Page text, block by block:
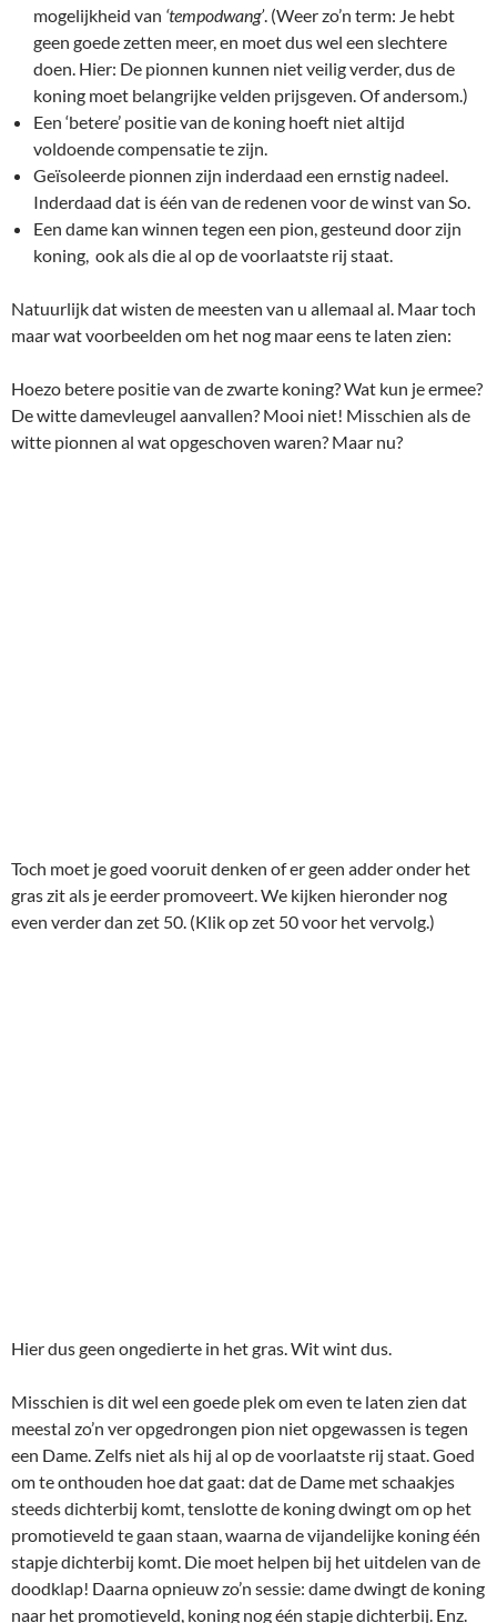
mogelijkheid van ‘tempodwang’. (Weer zo’n term: Je hebt
geen goede zetten meer, en moet dus wel een slechtere
doen. Hier: De pionnen kunnen niet veilig verder, dus de
koning moet belangrijke velden prijsgeven. Of andersom.)
Een ‘betere’ positie van de koning hoeft niet altijd
voldoende compensatie te zijn.
Geïsoleerde pionnen zijn inderdaad een ernstig nadeel.
Inderdaad dat is één van de redenen voor de winst van So.
Een dame kan winnen tegen een pion, gesteund door zijn
koning, ook als die al op de voorlaatste rij staat.
Natuurlijk dat wisten de meesten van u allemaal al. Maar toch
maar wat voorbeelden om het nog maar eens te laten zien:
Hoezo betere positie van de zwarte koning? Wat kun je ermee?
De witte damevleugel aanvallen? Mooi niet! Misschien als de
witte pionnen al wat opgeschoven waren? Maar nu?
Toch moet je goed vooruit denken of er geen adder onder het
gras zit als je eerder promoveert. We kijken hieronder nog
even verder dan zet 50. (Klik op zet 50 voor het vervolg.)
Hier dus geen ongedierte in het gras. Wit wint dus.
Misschien is dit wel een goede plek om even te laten zien dat
meestal zo’n ver opgedrongen pion niet opgewassen is tegen
een Dame. Zelfs niet als hij al op de voorlaatste rij staat. Goed
om te onthouden hoe dat gaat: dat de Dame met schaakjes
steeds dichterbij komt, tenslotte de koning dwingt om op het
promotieveld te gaan staan, waarna de vijandelijke koning één
stapje dichterbij komt. Die moet helpen bij het uitdelen van de
doodklap! Daarna opnieuw zo’n sessie: dame dwingt de koning
naar het promotieveld, koning nog één stapje dichterbij. Enz.